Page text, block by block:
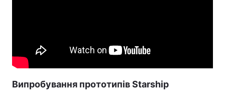
Випробування прототипів Starship